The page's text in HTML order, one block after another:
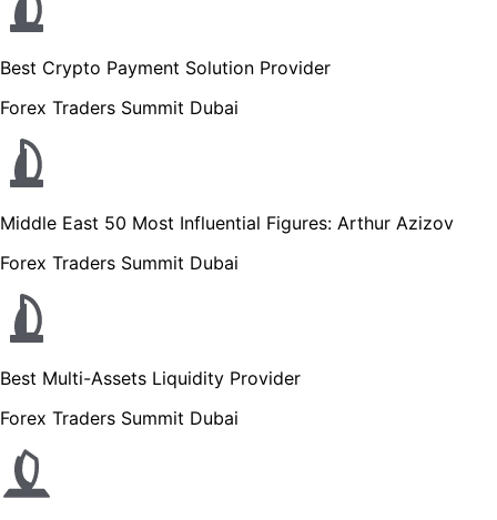
Best Crypto Payment Solution Provider
Forex Traders Summit Dubai
Middle East 50 Most Influential Figures: Arthur Azizov
Forex Traders Summit Dubai
Best Multi-Assets Liquidity Provider
Forex Traders Summit Dubai